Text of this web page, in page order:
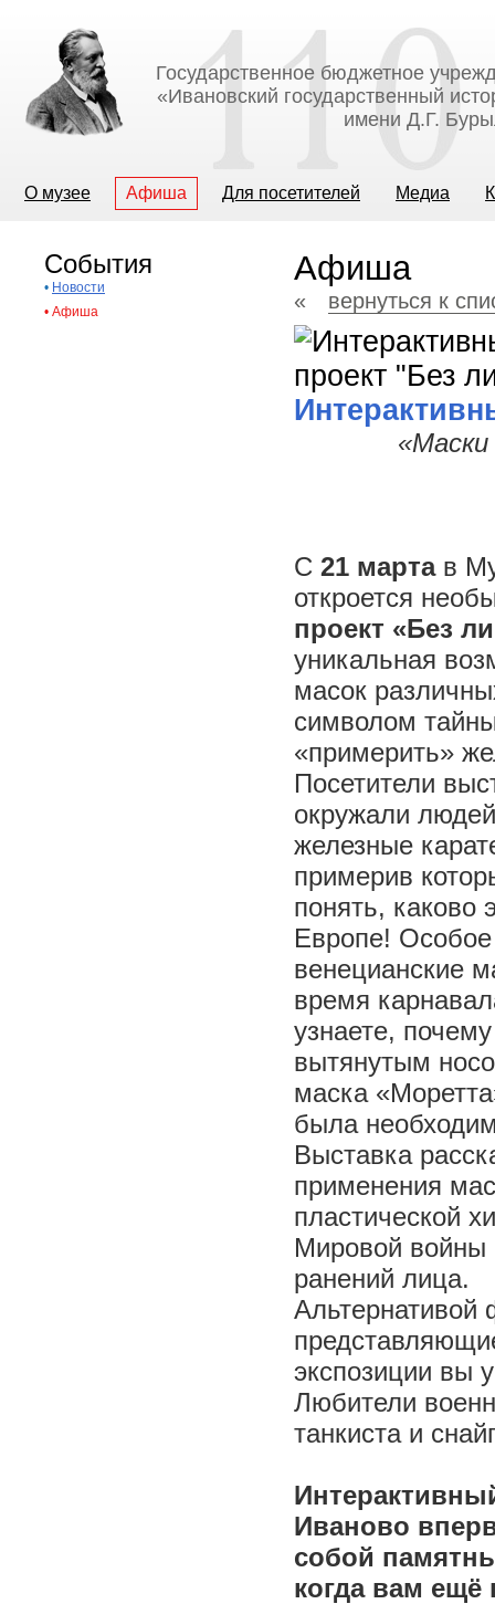
Государственное бюджетное
«Ивановский государственный
имени Д.Г.
О музее Афиша Для посетителей Медиа
События
• Новости
• Афиша
Афиша
« вернуться к
С 21 марта в
откроется
проект «Без
уникальная
масок
символом
«примерить»
Посетители
окружали
железные
примерив
понять, каково
Европе!
венецианские
время
узнаете,
вытянутым
маска
была
Выставка
применения
пластической
Мировой войны
ранений лица.
экспозиции вы
Любители
танкиста и
Иваново
собой
когда вам ещё